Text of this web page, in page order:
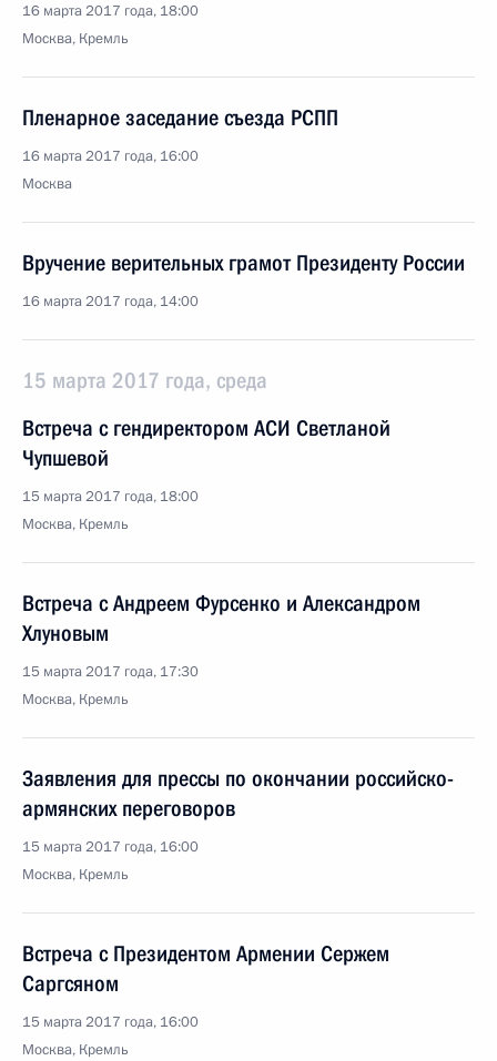
16 марта 2017 года, 18:00
Москва, Кремль
Пленарное заседание съезда РСПП
16 марта 2017 года, 16:00
Москва
Вручение верительных грамот Президенту России
16 марта 2017 года, 14:00
15 марта 2017 года, среда
Встреча с гендиректором АСИ Светланой
Чупшевой
15 марта 2017 года, 18:00
Москва, Кремль
Встреча с Андреем Фурсенко и Александром
Хлуновым
15 марта 2017 года, 17:30
Москва, Кремль
Заявления для прессы по окончании российско-
армянских переговоров
15 марта 2017 года, 16:00
Москва, Кремль
Встреча с Президентом Армении Сержем
Саргсяном
15 марта 2017 года, 16:00
Москва, Кремль